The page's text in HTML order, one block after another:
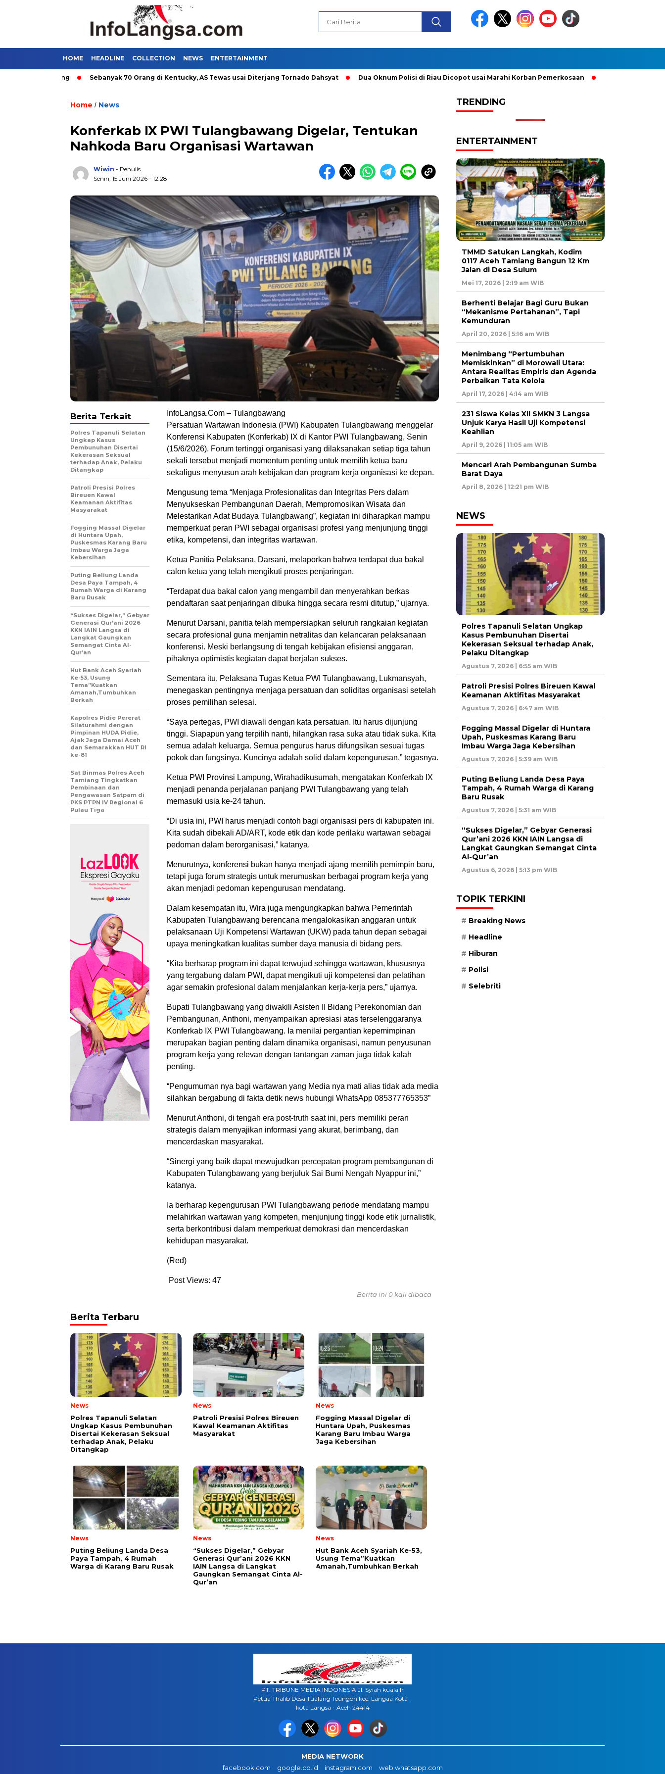
HOME HEADLINE COLLECTION NEWS ENTERTAINMENT
Sebanyak 70 Orang di Kentucky, AS Tewas usai Diterjang Tornado Dahsyat Dua Oknum Polisi di Riau Dicopot usai Marahi Korban Pemerkosaan Kemendag Cabut
Home / News
Konferkab IX PWI Tulangbawang Digelar, Tentukan
Nahkoda Baru Organisasi Wartawan
Wiwin - Penulis
Senin, 15 Juni 2026 - 12:28
InfoLangsa.Com – Tulangbawang
Persatuan Wartawan Indonesia (PWI) Kabupaten Tulangbawang menggelar
Konferensi Kabupaten (Konferkab) IX di Kantor PWI Tulangbawang, Senin
(15/6/2026). Forum tertinggi organisasi yang dilaksanakan setiap tiga tahun
sekali tersebut menjadi momentum penting untuk memilih ketua baru
sekaligus menyusun arah kebijakan dan program kerja organisasi ke depan.
Mengusung tema “Menjaga Profesionalitas dan Integritas Pers dalam
Menyukseskan Pembangunan Daerah, Mempromosikan Wisata dan
Melestarikan Adat Budaya Tulangbawang”, kegiatan ini diharapkan mampu
memperkuat peran PWI sebagai organisasi profesi yang menjunjung tinggi
etika, kompetensi, dan integritas wartawan.
Ketua Panitia Pelaksana, Darsani, melaporkan bahwa terdapat dua bakal
calon ketua yang telah mengikuti proses penjaringan.
“Terdapat dua bakal calon yang mengambil dan menyerahkan berkas
pendaftaran saat penjaringan dibuka hingga secara resmi ditutup,” ujarnya.
Menurut Darsani, panitia telah mempersiapkan seluruh rangkaian kegiatan
secara profesional guna menjamin netralitas dan kelancaran pelaksanaan
konferensi. Meski berlangsung di tengah kebijakan efisiensi anggaran,
pihaknya optimistis kegiatan dapat berjalan sukses.
Sementara itu, Pelaksana Tugas Ketua PWI Tulangbawang, Lukmansyah,
menegaskan pentingnya menjaga persatuan dan soliditas organisasi setelah
proses pemilihan selesai.
“Saya pertegas, PWI diawali dengan kata persatuan. Itu harus dijunjung
tinggi. Siapapun yang terpilih nanti, hilangkan rasa suka atau tidak suka. Kita
semua adalah keluarga. Semua pengurus harus difungsikan sesuai tugas
pokok dan fungsinya. Kuncinya adalah solid dalam kepengurusan,” tegasnya.
Ketua PWI Provinsi Lampung, Wirahadikusumah, mengatakan Konferkab IX
menjadi penanda perjalanan panjang PWI Tulangbawang yang telah
memasuki usia ke-24 tahun.
“Di usia ini, PWI harus menjadi contoh bagi organisasi pers di kabupaten ini.
Kita sudah dibekali AD/ART, kode etik dan kode perilaku wartawan sebagai
pedoman dalam berorganisasi,” katanya.
Menurutnya, konferensi bukan hanya menjadi ajang memilih pemimpin baru,
tetapi juga forum strategis untuk merumuskan berbagai program kerja yang
akan menjadi pedoman kepengurusan mendatang.
Dalam kesempatan itu, Wira juga mengungkapkan bahwa Pemerintah
Kabupaten Tulangbawang berencana mengalokasikan anggaran untuk
pelaksanaan Uji Kompetensi Wartawan (UKW) pada tahun depan sebagai
upaya meningkatkan kualitas sumber daya manusia di bidang pers.
“Kita berharap program ini dapat terwujud sehingga wartawan, khususnya
yang tergabung dalam PWI, dapat mengikuti uji kompetensi dan pelatihan
agar semakin profesional dalam menjalankan kerja-kerja pers,” ujarnya.
Bupati Tulangbawang yang diwakili Asisten II Bidang Perekonomian dan
Pembangunan, Anthoni, menyampaikan apresiasi atas terselenggaranya
Konferkab IX PWI Tulangbawang. Ia menilai pergantian kepemimpinan
merupakan bagian penting dalam dinamika organisasi, namun penyusunan
program kerja yang relevan dengan tantangan zaman juga tidak kalah
penting.
“Pengumuman nya bagi wartawan yang Media nya mati alias tidak ada media
silahkan bergabung di fakta detik news hubungi WhatsApp 085377765353”
Menurut Anthoni, di tengah era post-truth saat ini, pers memiliki peran
strategis dalam menyajikan informasi yang akurat, berimbang, dan
mencerdaskan masyarakat.
“Sinergi yang baik dapat mewujudkan percepatan program pembangunan di
Kabupaten Tulangbawang yang berjuluk Sai Bumi Nengah Nyappur ini,”
katanya.
Ia berharap kepengurusan PWI Tulangbawang periode mendatang mampu
melahirkan wartawan yang kompeten, menjunjung tinggi kode etik jurnalistik,
serta berkontribusi dalam memperkuat demokrasi dan mencerdaskan
kehidupan masyarakat.
(Red)
Post Views: 47
Berita Terkait
Polres Tapanuli Selatan
Ungkap Kasus
Pembunuhan Disertai
Kekerasan Seksual
terhadap Anak, Pelaku
Ditangkap
Patroli Presisi Polres
Bireuen Kawal
Keamanan Aktifitas
Masyarakat
Fogging Massal Digelar
di Huntara Upah,
Puskesmas Karang Baru
Imbau Warga Jaga
Kebersihan
Puting Beliung Landa
Desa Paya Tampah, 4
Rumah Warga di Karang
Baru Rusak
“Sukses Digelar,” Gebyar
Generasi Qur’ani 2026
KKN IAIN Langsa di
Langkat Gaungkan
Semangat Cinta Al-
Qur’an
Hut Bank Aceh Syariah
Ke-53, Usung
Tema”Kuatkan
Amanah,Tumbuhkan
Berkah
Kapolres Pidie Pererat
Silaturahmi dengan
Pimpinan HUDA Pidie,
Ajak Jaga Damai Aceh
dan Semarakkan HUT RI
ke-81
Sat Binmas Polres Aceh
Tamiang Tingkatkan
Pembinaan dan
Pengawasan Satpam di
PKS PTPN IV Regional 6
Pulau Tiga
Berita ini 0 kali dibaca
Berita Terbaru
News
Polres Tapanuli Selatan
Ungkap Kasus Pembunuhan
Disertai Kekerasan Seksual
terhadap Anak, Pelaku
Ditangkap
News
Patroli Presisi Polres Bireuen
Kawal Keamanan Aktifitas
Masyarakat
News
Fogging Massal Digelar di
Huntara Upah, Puskesmas
Karang Baru Imbau Warga
Jaga Kebersihan
News
Puting Beliung Landa Desa
Paya Tampah, 4 Rumah
Warga di Karang Baru Rusak
News
“Sukses Digelar,” Gebyar
Generasi Qur’ani 2026 KKN
IAIN Langsa di Langkat
Gaungkan Semangat Cinta Al-
Qur’an
News
Hut Bank Aceh Syariah Ke-53,
Usung Tema”Kuatkan
Amanah,Tumbuhkan Berkah
TRENDING
ENTERTAINMENT
TMMD Satukan Langkah, Kodim
0117 Aceh Tamiang Bangun 12 Km
Jalan di Desa Sulum
Mei 17, 2026 | 2:19 am WIB
Berhenti Belajar Bagi Guru Bukan
“Mekanisme Pertahanan”, Tapi
Kemunduran
April 20, 2026 | 5:16 am WIB
Menimbang “Pertumbuhan
Memiskinkan” di Morowali Utara:
Antara Realitas Empiris dan Agenda
Perbaikan Tata Kelola
April 17, 2026 | 4:14 am WIB
231 Siswa Kelas XII SMKN 3 Langsa
Unjuk Karya Hasil Uji Kompetensi
Keahlian
April 9, 2026 | 11:05 am WIB
Mencari Arah Pembangunan Sumba
Barat Daya
April 8, 2026 | 12:21 pm WIB
NEWS
Polres Tapanuli Selatan Ungkap
Kasus Pembunuhan Disertai
Kekerasan Seksual terhadap Anak,
Pelaku Ditangkap
Agustus 7, 2026 | 6:55 am WIB
Patroli Presisi Polres Bireuen Kawal
Keamanan Aktifitas Masyarakat
Agustus 7, 2026 | 6:47 am WIB
Fogging Massal Digelar di Huntara
Upah, Puskesmas Karang Baru
Imbau Warga Jaga Kebersihan
Agustus 7, 2026 | 5:39 am WIB
Puting Beliung Landa Desa Paya
Tampah, 4 Rumah Warga di Karang
Baru Rusak
Agustus 7, 2026 | 5:31 am WIB
“Sukses Digelar,” Gebyar Generasi
Qur’ani 2026 KKN IAIN Langsa di
Langkat Gaungkan Semangat Cinta
Al-Qur’an
Agustus 6, 2026 | 5:13 pm WIB
TOPIK TERKINI
Breaking News
Headline
Hiburan
Polisi
Selebriti
PT. TRIBUNE MEDIA INDONESIA Jl. Syiah kuala lr
Petua Thalib Desa Tualang Teungoh kec. Langaa Kota -
kota Langsa - Aceh 24414
MEDIA NETWORK
facebook.com
google.co.id instagram.com web.whatsapp.com